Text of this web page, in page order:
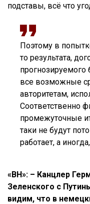
подставы, всё что
Поэтому в
то результата,
все возможные
авторитетам,
Соответственно
промежуточные
таки не будут
работает, а
«ВН»: – Канцлер
Зеленского с
видим, что в